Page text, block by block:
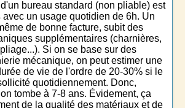
bureau standard (non pliable) est
un usage quotidien de 6h. Un
de bonne facture, subit des
supplémentaires (charnières,
Si on se base sur des
mécanique, on peut estimer une
de vie de l'ordre de 20-30% si le
quotidiennement. Donc,
tombe à 7-8 ans. Évidement, ça
de la qualité des matériaux et de